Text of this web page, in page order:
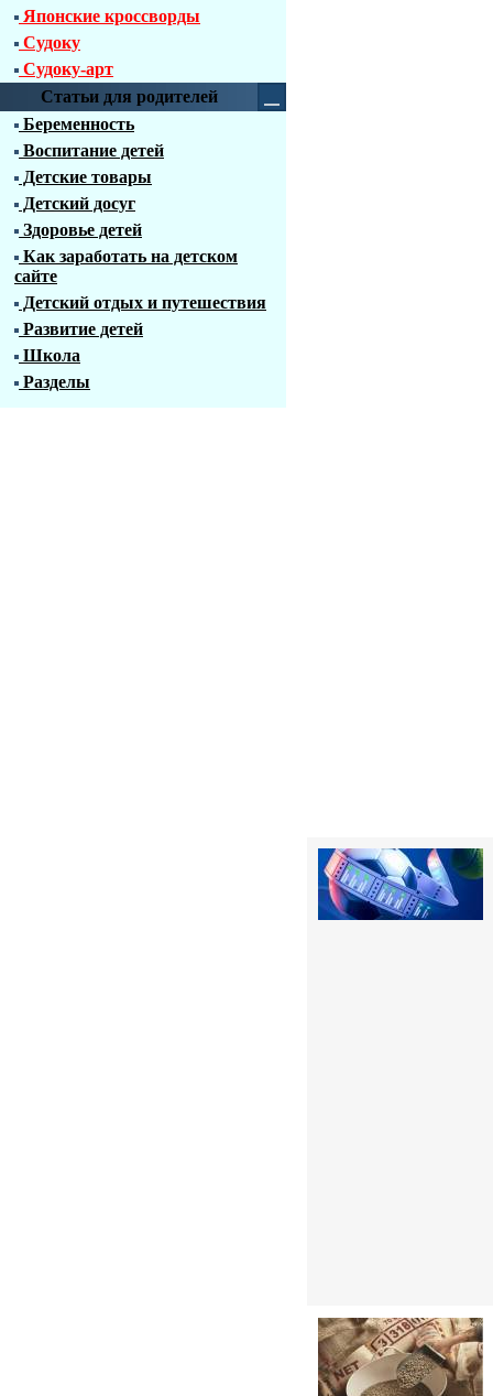
Японские кроссворды
Судоку
Судоку-арт
Статьи для родителей
Беременность
Воспитание детей
Детские товары
Детский досуг
Здоровье детей
Как заработать на детском
сайте
Детский отдых и путешествия
Развитие детей
Школа
Разделы